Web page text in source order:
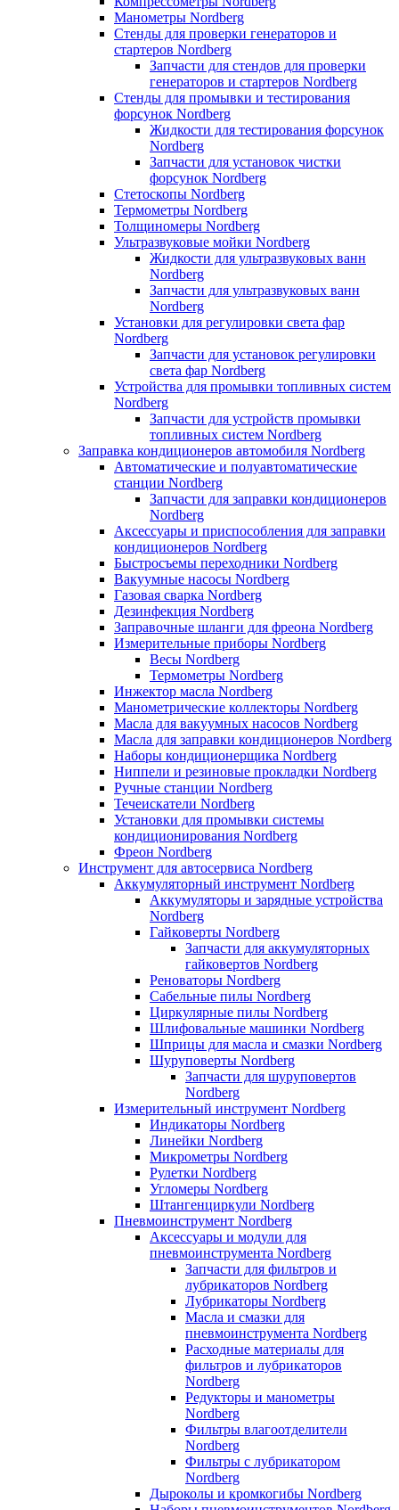
Манометры Nordberg
Стенды для проверки генераторов и
стартеров Nordberg
Запчасти для стендов для проверки
генераторов и стартеров Nordberg
Стенды для промывки и тестирования
форсунок Nordberg
Жидкости для тестирования форсунок
Nordberg
Запчасти для установок чистки
форсунок Nordberg
Стетоскопы Nordberg
Термометры Nordberg
Толщиномеры Nordberg
Ультразвуковые мойки Nordberg
Жидкости для ультразвуковых ванн
Nordberg
Запчасти для ультразвуковых ванн
Nordberg
Установки для регулировки света фар
Nordberg
Запчасти для установок регулировки
света фар Nordberg
Устройства для промывки топливных систем
Nordberg
Запчасти для устройств промывки
топливных систем Nordberg
Заправка кондиционеров автомобиля Nordberg
Автоматические и полуавтоматические
станции Nordberg
Запчасти для заправки кондиционеров
Nordberg
Аксессуары и приспособления для заправки
кондиционеров Nordberg
Быстросъемы переходники Nordberg
Вакуумные насосы Nordberg
Газовая сварка Nordberg
Дезинфекция Nordberg
Заправочные шланги для фреона Nordberg
Измерительные приборы Nordberg
Весы Nordberg
Термометры Nordberg
Инжектор масла Nordberg
Манометрические коллекторы Nordberg
Масла для вакуумных насосов Nordberg
Масла для заправки кондиционеров Nordberg
Наборы кондиционерщика Nordberg
Ниппели и резиновые прокладки Nordberg
Ручные станции Nordberg
Течеискатели Nordberg
Установки для промывки системы
кондиционирования Nordberg
Фреон Nordberg
Инструмент для автосервиса Nordberg
Аккумуляторный инструмент Nordberg
Аккумуляторы и зарядные устройства
Nordberg
Гайковерты Nordberg
Запчасти для аккумуляторных
гайковертов Nordberg
Реноваторы Nordberg
Сабельные пилы Nordberg
Циркулярные пилы Nordberg
Шлифовальные машинки Nordberg
Шприцы для масла и смазки Nordberg
Шуруповерты Nordberg
Запчасти для шуруповертов
Nordberg
Измерительный инструмент Nordberg
Индикаторы Nordberg
Линейки Nordberg
Микрометры Nordberg
Рулетки Nordberg
Угломеры Nordberg
Штангенциркули Nordberg
Пневмоинструмент Nordberg
Аксессуары и модули для
пневмоинструмента Nordberg
Запчасти для фильтров и
лубрикаторов Nordberg
Лубрикаторы Nordberg
Масла и смазки для
пневмоинструмента Nordberg
Расходные материалы для
фильтров и лубрикаторов
Nordberg
Редукторы и манометры
Nordberg
Фильтры влагоотделители
Nordberg
Фильтры с лубрикатором
Nordberg
Дыроколы и кромкогибы Nordberg